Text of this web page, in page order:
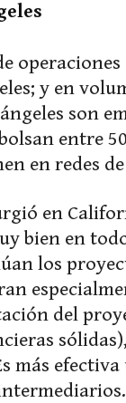
y en
son
entre
en redes
en
bien en
los
del
más